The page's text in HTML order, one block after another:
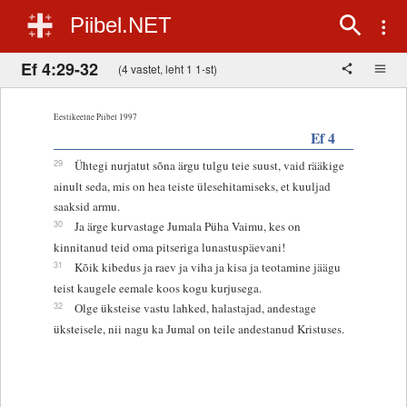
Piibel.NET
Ef 4:29-32 (4 vastet, leht 1 1-st)
Eestikeelne Piibel 1997
Ef 4
29
Ühtegi nurjatut sõna ärgu tulgu teie suust, vaid rääkige
ainult seda, mis on hea teiste ülesehitamiseks, et kuuljad
saaksid armu.
30
Ja ärge kurvastage Jumala Püha Vaimu, kes on
kinnitanud teid oma pitseriga lunastuspäevani!
31
Kõik kibedus ja raev ja viha ja kisa ja teotamine jäägu
teist kaugele eemale koos kogu kurjusega.
32
Olge üksteise vastu lahked, halastajad, andestage
üksteisele, nii nagu ka Jumal on teile andestanud Kristuses.